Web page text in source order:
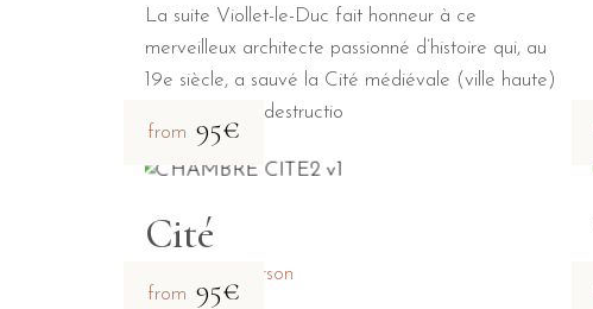
La suite Viollet-le-Duc fait honneur à ce
merveilleux architecte passionné d’histoire qui, au
19e siècle, a sauvé la Cité médiévale (ville haute)
en ruine de la destructio
from 95€
Cité
1-2 person
from 95€